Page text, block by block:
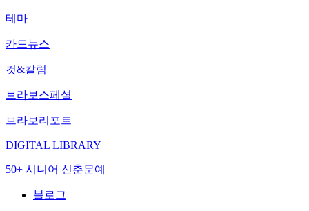
테마
카드뉴스
컷&칼럼
브라보스페셜
브라보리포트
DIGITAL LIBRARY
50+ 시니어 신춘문예
블로그